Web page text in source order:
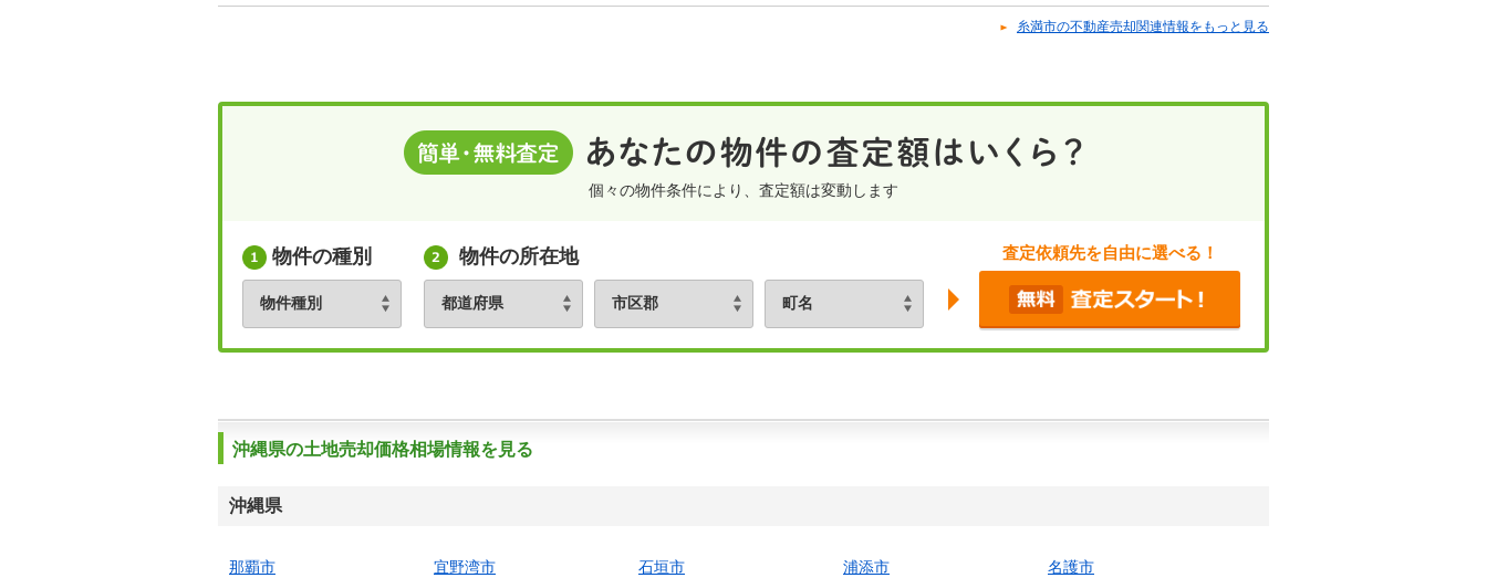
糸満市の不動産売却関連情報をもっと見る
個々の物件条件により、査定額は変動します
物件の種別 物件の所在地 査定依頼先を自由に選べる！
沖縄県の土地売却価格相場情報を見る
沖縄県
那覇市 宜野湾市 石垣市 浦添市 名護市